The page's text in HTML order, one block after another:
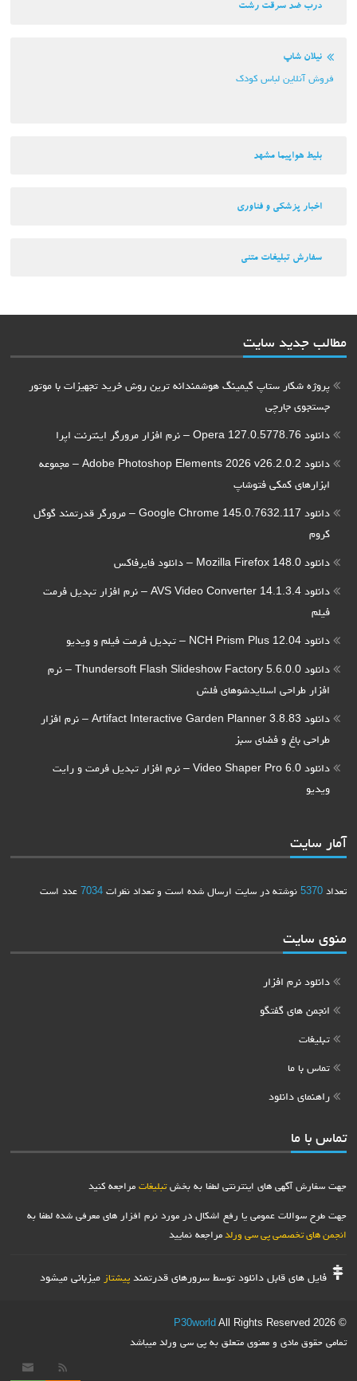
درب ضد سرقت رشت
نیلان شاپ
فروش آنلاین لباس کودک
بلیط هواپیما مشهد
اخبار پزشکی و فناوری
سفارش تبلیغات متنی
مطالب جدید سایت
پروژه شکار ستاپ گیمینگ هوشمندانه ترین روش خرید تجهیزات با موتور
جستجوی جارچی
دانلود Opera 127.0.5778.76 – نرم افزار مرورگر اینترنت اپرا
دانلود Adobe Photoshop Elements 2026 v26.2.0.2 – مجموعه
ابزارهای کمکی فتوشاپ
دانلود Google Chrome 145.0.7632.117 – مرورگر قدرتمند گوگل
کروم
دانلود Mozilla Firefox 148.0 – دانلود فایرفاکس
دانلود AVS Video Converter 14.1.3.4 – نرم افزار تبدیل فرمت
فیلم
دانلود NCH Prism Plus 12.04 – تبدیل فرمت فیلم و ویدیو
دانلود Thundersoft Flash Slideshow Factory 5.6.0.0 – نرم
افزار طراحی اسلایدشوهای فلش
دانلود Artifact Interactive Garden Planner 3.8.83 – نرم افزار
طراحی باغ و فضای سبز
دانلود Video Shaper Pro 6.0 – نرم افزار تبدیل فرمت و رایت
ویدیو
آمار سایت
تعداد5370 نوشته در سایت ارسال شده است و تعداد نظرات7034 عدد است
منوی سایت
دانلود نرم افزار
انجمن های گفتگو
تبلیغات
تماس با ما
راهنمای دانلود
تماس با ما
جهت سفارش آگهی های اینترنتی لطفا به بخشتبلیغات مراجعه کنید
جهت طرح سوالات عمومی یا رفع اشکال در مورد نرم افزار های معرفی شده لطفا به
انجمن های تخصصی پی سی ورلدمراجعه نمایید
فایل های قابل دانلود توسط سرورهای قدرتمندپیشتاز میزبانی میشود
© 2026
P30world All Rights Reserved
تمامی حقوق مادی و معنوی متعلق به پی سی ورلد میباشد